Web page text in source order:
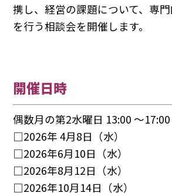
携し、経営の課題について、専
を行う相談会を開催します。
開催日時
偶数月の第2水曜日 13:00 ～17:00
□2026年 4月8日（水）
□2026年6月10日（水）
□2026年8月12日（水）
□2026年10月14日（水）